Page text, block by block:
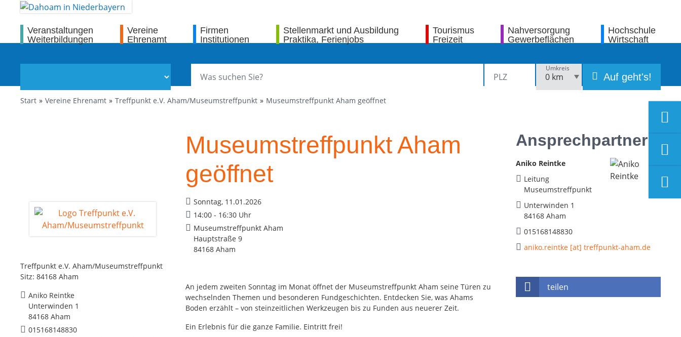
Veranstaltungen
Weiterbildungen
Vereine
Ehrenamt
Firmen
Institutionen
Stellenmarkt und Ausbildung
Praktika, Ferienjobs
Tourismus
Freizeit
Nahversorgung
Gewerbeflächen
Hochschule
Wirtschaft
Umkreis
Auf geht's!
Start Vereine Ehrenamt Treffpunkt e.V. Aham/Museumstreffpunkt Museumstreffpunkt Aham geöffnet
Treffpunkt e.V. Aham/Museumstreffpunkt
Sitz: 84168 Aham
Aniko Reintke
Unterwinden 1
84168 Aham
015168148830
Museumstreffpunkt Aham
geöffnet
Sonntag, 11.01.2026
14:00 - 16:30 Uhr
Museumstreffpunkt Aham
Hauptstraße 9
84168 Aham
An jedem zweiten Sonntag im Monat öffnet der Museumstreffpunkt Aham seine Türen zu
wechselnden Themen und besonderen Fundgeschichten. Entdecken Sie, was Ahams
Boden erzählt – von steinzeitlichen Werkzeugen bis zu Funden aus neuerer Zeit.
Ein Erlebnis für die ganze Familie. Eintritt frei!
Ansprechpartner
Aniko Reintke
Leitung
Museumstreffpunkt
Unterwinden 1
84168 Aham
015168148830
aniko.reintke [at] treffpunkt-aham.de
teilen